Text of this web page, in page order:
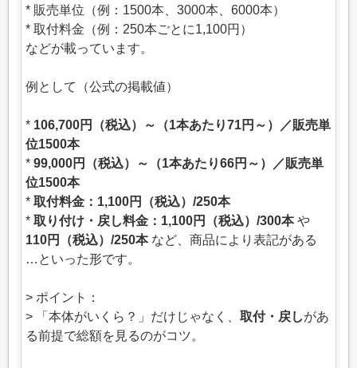
* 販売単位（例：1500本、3000本、6000本）
* 取付料金（例：250本ごとに1,100円）
などが載っています。
例として（公式の掲載値）
* 106,700円（税込）～（1本あたり71円～）／販売単
位1500本
* 99,000円（税込）～（1本あたり66円～）／販売単
位1500本
* 取付料金：1,100円（税込）/250本
* 取り付け・戻し料金：1,100円（税込）/300本や
110円（税込）/250本など、商品により表記がある
…といった形です。
> ポイント：
> 「本体がいくら？」だけじゃなく、 取付・戻しがあ
る前提で総額を見るのがコツ。